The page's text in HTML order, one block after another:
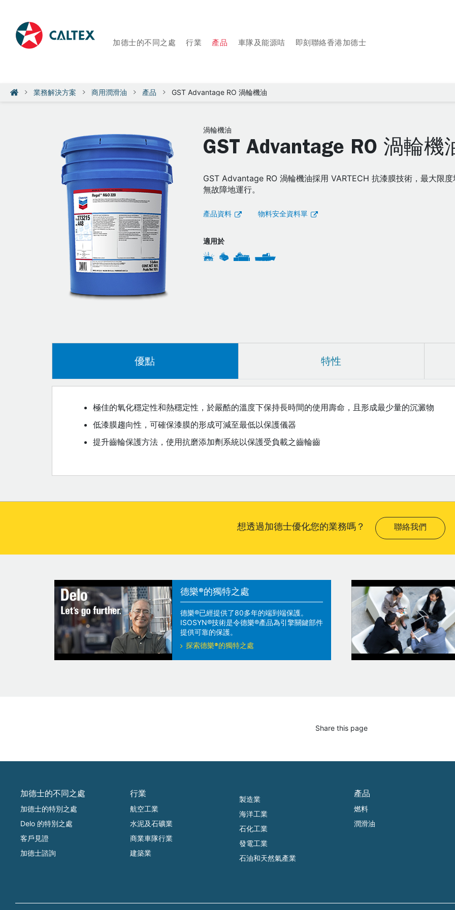
加德士的不同之處 行業 產品 車隊及能源咭 即刻聯絡香港加德士
業務解決方案 商用潤滑油 產品 GST Advantage RO 渦輪機油
渦輪機油
GST Advantage RO 渦輪機
GST Advantage RO 渦輪機油採用 VARTECH 抗漆膜技術，最大限
無故障地運行。
產品資料 物料安全資料單
適用於
優點 特性
極佳的氧化穩定性和熱穩定性，於嚴酷的溫度下保持長時間的使用壽命，且形成最少量的沉澱物
低漆膜趨向性，可確保漆膜的形成可減至最低以保護儀器
提升齒輪保護方法，使用抗磨添加劑系統以保護受負載之齒輪齒
想透過加德士優化您的業務嗎？ 聯絡我們
德樂®的獨特之處
德樂®已經提供了80多年的端到端保護。
ISOSYN®技術是令德樂®產品為引擎關鍵部件
提供可靠的保護。
探索德樂®的獨特之處
Share this page
加德士的不同之處
加德士的特別之處
Delo 的特別之處
客戶見證
加德士諮詢
行業
航空工業
水泥及石礦業
商業車隊行業
建築業
製造業
海洋工業
石化工業
發電工業
石油和天然氣產業
產品
燃料
潤滑油